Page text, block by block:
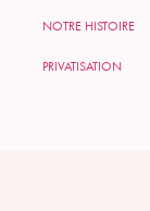
NOTRE HISTOIRE
PRIVATISATION